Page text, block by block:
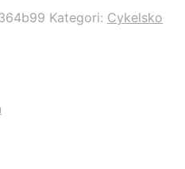
Kategori: Cykelsko